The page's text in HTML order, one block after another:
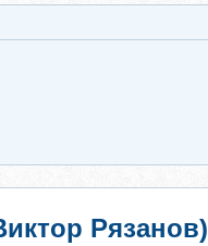
Рязанов)